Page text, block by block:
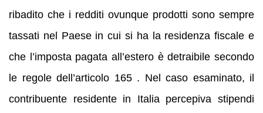
ribadito che i redditi ovunque prodotti sono sempre
tassati nel Paese in cui si ha la residenza fiscale e
che l’imposta pagata all’estero è detraibile secondo
le regole dell’articolo 165 . Nel caso esaminato, il
contribuente residente in Italia percepiva stipendi